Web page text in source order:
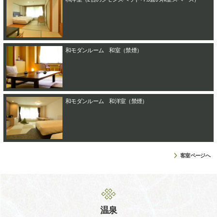
和モダンルーム 和室（禁煙）
和モダンルーム 和洋室（禁煙）
客室ページへ
温泉